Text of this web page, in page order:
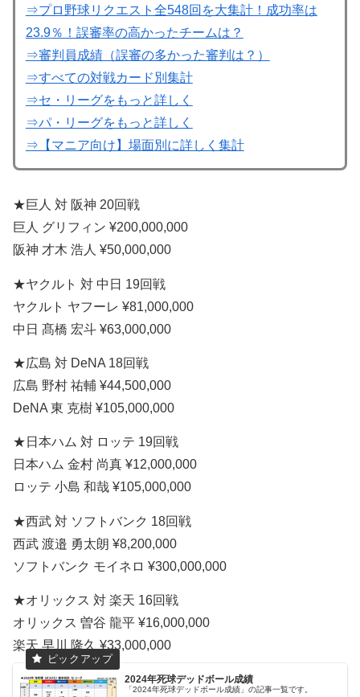
⇒プロ野球リクエスト全548回を大集計！成功率は
23.9％！誤審率の高かったチームは？
⇒審判員成績（誤審の多かった審判は？）
⇒すべての対戦カード別集計
⇒セ・リーグをもっと詳しく
⇒パ・リーグをもっと詳しく
⇒【マニア向け】場面別に詳しく集計
★巨人 対 阪神 20回戦
巨人 グリフィン ¥200,000,000
阪神 才木 浩人 ¥50,000,000
★ヤクルト 対 中日 19回戦
ヤクルト ヤフーレ ¥81,000,000
中日 髙橋 宏斗 ¥63,000,000
★広島 対 DeNA 18回戦
広島 野村 祐輔 ¥44,500,000
DeNA 東 克樹 ¥105,000,000
★日本ハム 対 ロッテ 19回戦
日本ハム 金村 尚真 ¥12,000,000
ロッテ 小島 和哉 ¥105,000,000
★西武 対 ソフトバンク 18回戦
西武 渡邉 勇太朗 ¥8,200,000
ソフトバンク モイネロ ¥300,000,000
★オリックス 対 楽天 16回戦
オリックス 曽谷 龍平 ¥16,000,000
楽天 早川 隆久 ¥33,000,000
2024年死球デッドボール成績
「2024年死球デッドボール成績」の記事一覧です。